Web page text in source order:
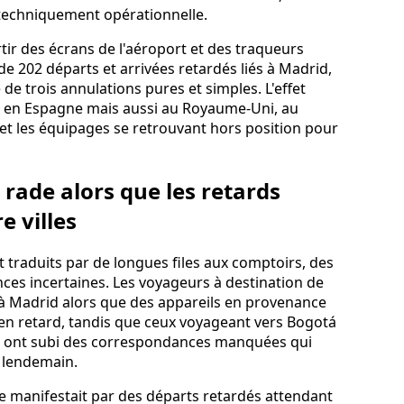
opérationnelle.
des écrans de l'aéroport et des traqueurs
202 départs et arrivées retardés liés à Madrid,
trois annulations pures et simples. L'effet
Espagne mais aussi au Royaume-Uni, au
les équipages se retrouvant hors position pour
rade alors que les retards
villes
traduits par de longues files aux comptoirs, des
incertaines. Les voyageurs à destination de
Madrid alors que des appareils en provenance
retard, tandis que ceux voyageant vers Bogotá
subi des correspondances manquées qui
manifestait par des départs retardés attendant